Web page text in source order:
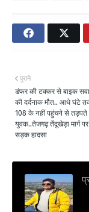
पुराने
डंफर की टक्कर से बाइक
की दर्दनाक मौत.. आधे घंटे
108 के नहीं पहुंचने से तड़पते
युवक..तेजगढ़ तेंदूखेड़ा मार्ग पर
सड़क हादसा